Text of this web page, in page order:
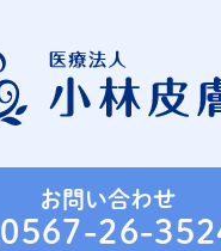
お問い合わせ
0567-26-